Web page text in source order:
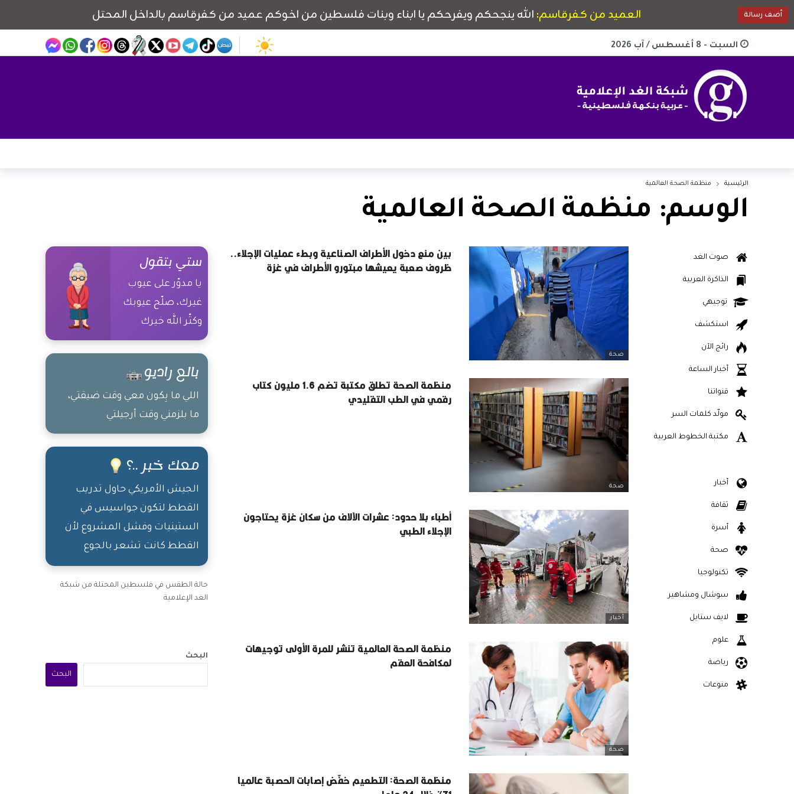
السبت - 8 أغسطس / آب 2026
الرئيسية منظمة الصحة العالمية
الوسم: منظمة الصحة العالمية
صحة
بين منع دخول الأطراف الصناعية وبطء عمليات الإجلاء..
ظروف صعبة يعيشها مبتورو الأطراف في غزة
صحة
منظمة الصحة تطلق مكتبة تضم 1.6 مليون كتاب
رقمي في الطب التقليدي
أخبار
أطباء بلا حدود: عشرات الآلاف من سكان غزة يحتاجون
الإجلاء الطبي
صحة
منظمة الصحة العالمية تنشر للمرة الأولى توجيهات
لمكافحة العقم
منظمة الصحة: التطعيم خفّض إصابات الحصبة عالميا
ستي بتقول
يا مدوّر على عيوب
غيرك، صلّح عيوبك
وكثّر الله خيرك
بالع راديو
اللي ما بِكون معي وقت ضيقتي،
ما بلزمني وقت أرجيلتي
معك خبر ..؟
الجيش الأمريكي حاول تدريب
القطط لتكون جواسيس في
الستينيات وفشل المشروع لأن
القطط كانت تشعر بالجوع
وتترك المهمة
حالة الطقس في فلسطين المحتلة من شبكة
الغد الإعلامية
البحث
البحث
صوت الغد
الذاكرة العربية
توجيهي
استكشف
رائج الآن
أخبار الساعة
قنواتنا
مولّد كلمات السر
مكتبة الخطوط العربية
أخبار
ثقافة
أسرة
صحة
تكنولوجيا
سوشال ومشاهير
لايف ستايل
علوم
رياضة
منوعات